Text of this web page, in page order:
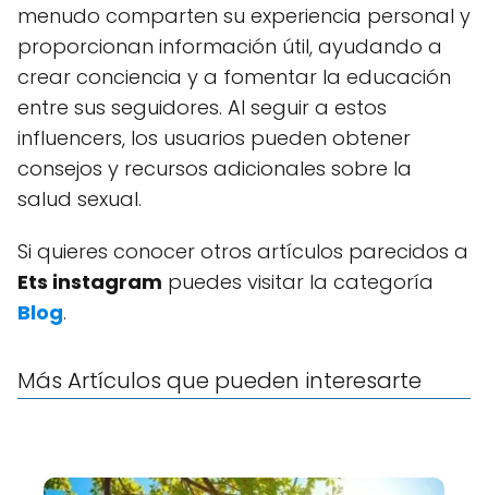
menudo comparten su experiencia personal y
proporcionan información útil, ayudando a
crear conciencia y a fomentar la educación
entre sus seguidores. Al seguir a estos
influencers, los usuarios pueden obtener
consejos y recursos adicionales sobre la
salud sexual.
Si quieres conocer otros artículos parecidos a
Ets instagram puedes visitar la categoría
Blog.
Más Artículos que pueden interesarte